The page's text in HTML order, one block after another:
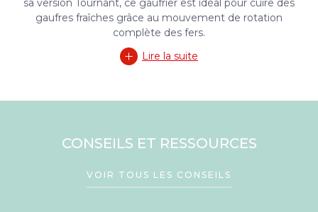
sa version Tournant, ce gaufrier est idéal pour cuire des
gaufres fraîches grâce au mouvement de rotation
complète des fers.
Lire la suite
CONSEILS ET RESSOURCES
VOIR TOUS LES CONSEILS